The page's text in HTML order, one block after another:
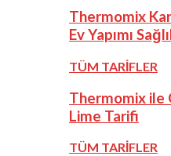
Thermomix
Ev Yapımı
TÜM TARİFLER
Thermomix ile
Lime Tarifi
TÜM TARİFLER